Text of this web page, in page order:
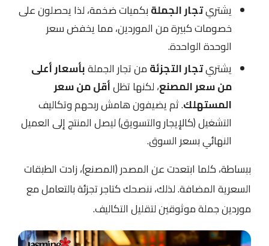
يشتريتجار الجملةبكميات ضخمة، لذا يحصلون على
خصومات كبيرة من الموردين، مما يخفض سعر
الوحدة الواحدة.
يشتريتجار التجزئةمن تجار الجملةبأسعار أعلى
من سعر المصنع، لكنها تظلأقل من سعر
المستهلك. ثم يضيفون هامش ربحهم وتكاليف
التشغيل (كالإيجار والتسويق) ليصل المنتج إلى العميل
النهائي بسعر السوق.
ببساطة، كلما ابتعدت عن المصدر (المصنع)، زادت الطبقات
السعرية المضافة. لذلك، ننصحك كتاجر تجزئة بالتعامل مع
موردين جملة موثوقين لتقليل التكاليف.